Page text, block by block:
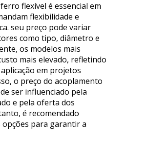
flexível é essencial em
flexibilidade e
seu preço pode variar
como tipo, diâmetro e
os modelos mais
mais elevado, refletindo
em projetos
o preço do acoplamento
ser influenciado pela
e pela oferta dos
é recomendado
opções para garantir a